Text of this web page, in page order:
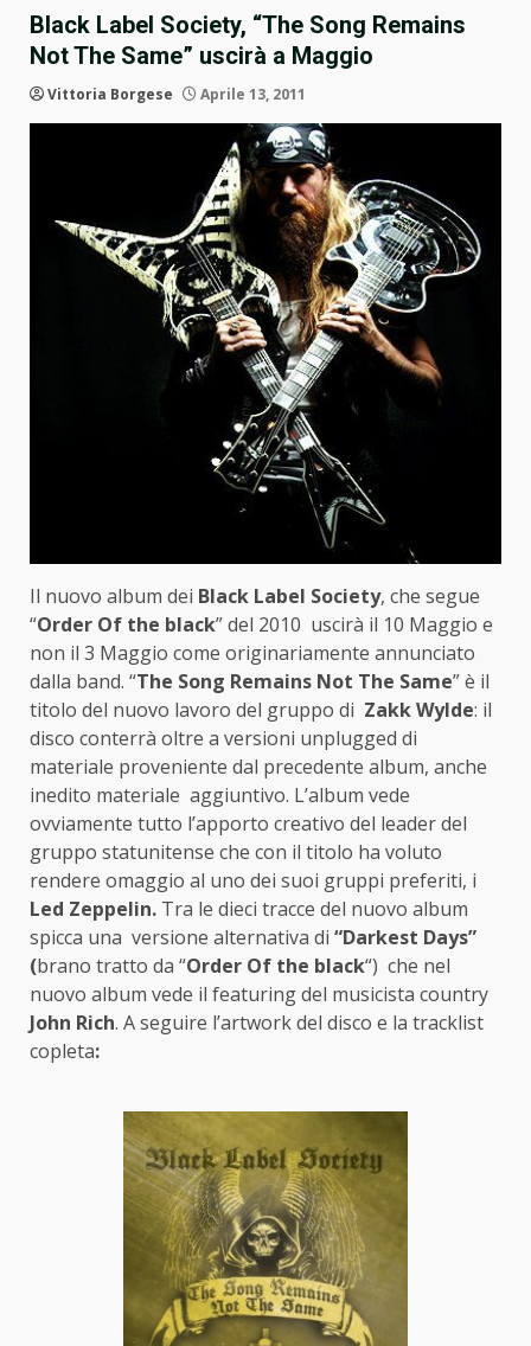
Black Label Society, “The Song Remains
Not The Same” uscirà a Maggio
Vittoria Borgese Aprile 13, 2011
Il nuovo album dei Black Label Society, che segue
“Order Of the black” del 2010 uscirà il 10 Maggio e
non il 3 Maggio come originariamente annunciato
dalla band. “The Song Remains Not The Same” è il
titolo del nuovo lavoro del gruppo di Zakk Wylde: il
disco conterrà oltre a versioni unplugged di
materiale proveniente dal precedente album, anche
inedito materiale aggiuntivo. L’album vede
ovviamente tutto l’apporto creativo del leader del
gruppo statunitense che con il titolo ha voluto
rendere omaggio al uno dei suoi gruppi preferiti, i
Led Zeppelin. Tra le dieci tracce del nuovo album
spicca una versione alternativa di “Darkest Days”
(brano tratto da “Order Of the black“) che nel
nuovo album vede il featuring del musicista country
John Rich. A seguire l’artwork del disco e la tracklist
copleta: